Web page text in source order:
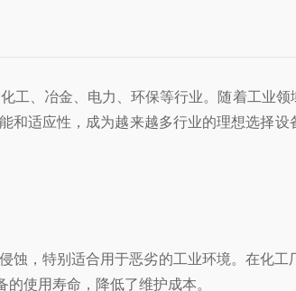
冶金、电力、环保等行业。随着工业领
适应性，成为越来越多行业的理想选择设
特别适合用于恶劣的工业环境。在化工
使用寿命，降低了维护成本。